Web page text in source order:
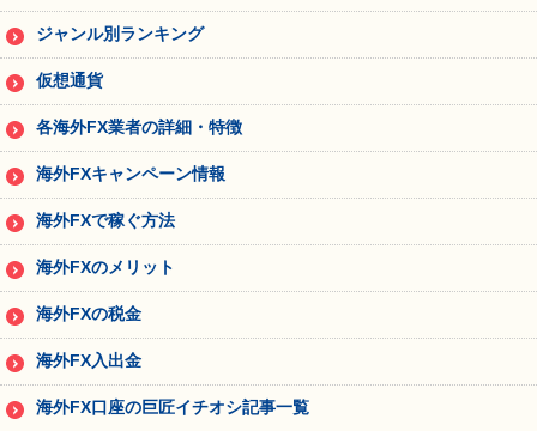
ジャンル別ランキング
仮想通貨
各海外FX業者の詳細・特徴
海外FXキャンペーン情報
海外FXで稼ぐ方法
海外FXのメリット
海外FXの税金
海外FX入出金
海外FX口座の巨匠イチオシ記事一覧